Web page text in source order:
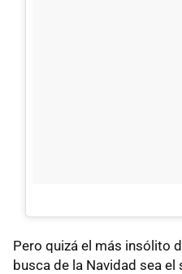
Pero quizá el más insólito
busca de la Navidad sea